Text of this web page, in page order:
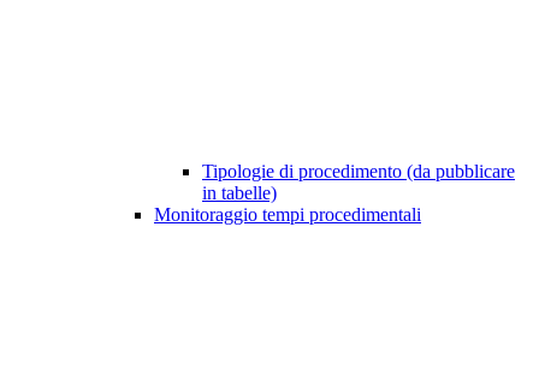
Tipologie di procedimento (da pubblicare
in tabelle)
Monitoraggio tempi procedimentali